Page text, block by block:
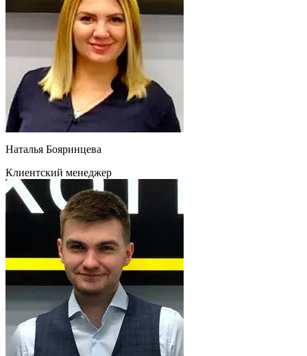
Наталья Бояринцева
Клиентский менеджер